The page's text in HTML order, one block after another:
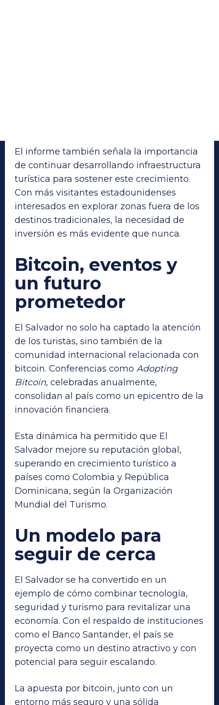
El informe también señala la importancia
de continuar desarrollando infraestructura
turística para sostener este crecimiento.
Con más visitantes estadounidenses
interesados en explorar zonas fuera de los
destinos tradicionales, la necesidad de
inversión es más evidente que nunca.
Bitcoin, eventos y
un futuro
prometedor
El Salvador no solo ha captado la atención
de los turistas, sino también de la
comunidad internacional relacionada con
bitcoin. Conferencias como Adopting
Bitcoin, celebradas anualmente,
consolidan al país como un epicentro de la
innovación financiera.
Esta dinámica ha permitido que El
Salvador mejore su reputación global,
superando en crecimiento turístico a
países como Colombia y República
Dominicana, según la Organización
Mundial del Turismo.
Un modelo para
seguir de cerca
El Salvador se ha convertido en un
ejemplo de cómo combinar tecnología,
seguridad y turismo para revitalizar una
economía. Con el respaldo de instituciones
como el Banco Santander, el país se
proyecta como un destino atractivo y con
potencial para seguir escalando.
La apuesta por bitcoin, junto con un
entorno más seguro y una sólida